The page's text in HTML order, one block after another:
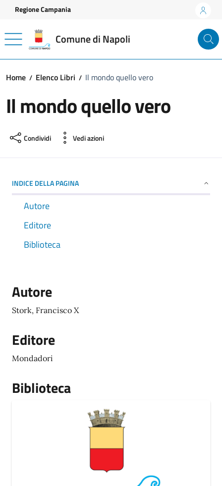
Vai ai contenuti
Vai al footer
Regione Campania
Comune di Napoli
Home Elenco Libri Il mondo quello vero
Il mondo quello vero
Condividi Vedi azioni
INDICE DELLA PAGINA
Autore
Editore
Biblioteca
Autore
Stork, Francisco X
Editore
Mondadori
Biblioteca